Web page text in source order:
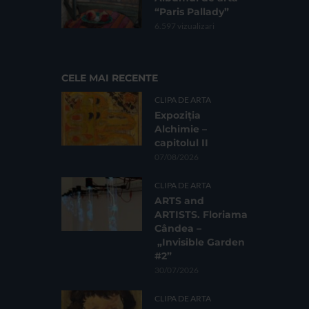
“Paris Pallady”
6.597 vizualizari
CELE MAI RECENTE
CLIPA DE ARTA
Expoziția
Alchimie –
capitolul II
07/08/2026
CLIPA DE ARTA
ARTS and
ARTISTS. Floriama
Cândea –
„Invisible Garden
#2”
30/07/2026
CLIPA DE ARTA